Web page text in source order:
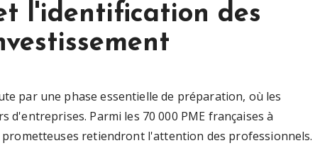
l'identification des
par une phase essentielle de préparation, où les
d'entreprises. Parmi les 70 000 PME françaises à
prometteuses retiendront l'attention des professionnels.